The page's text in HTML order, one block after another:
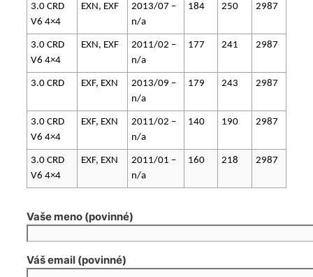
3.0 CRD
V6 4×4
EXN, EXF
2013/07 –
n/a
184 250 2987
3.0 CRD
V6 4×4
EXN, EXF
2011/02 –
n/a
177 241 2987
3.0 CRD EXF, EXN
2013/09 –
n/a
179 243 2987
3.0 CRD
V6 4×4
EXF, EXN
2011/02 –
n/a
140 190 2987
3.0 CRD
V6 4×4
EXF, EXN
2011/01 –
n/a
160 218 2987
Vaše meno (povinné)
Váš email (povinné)